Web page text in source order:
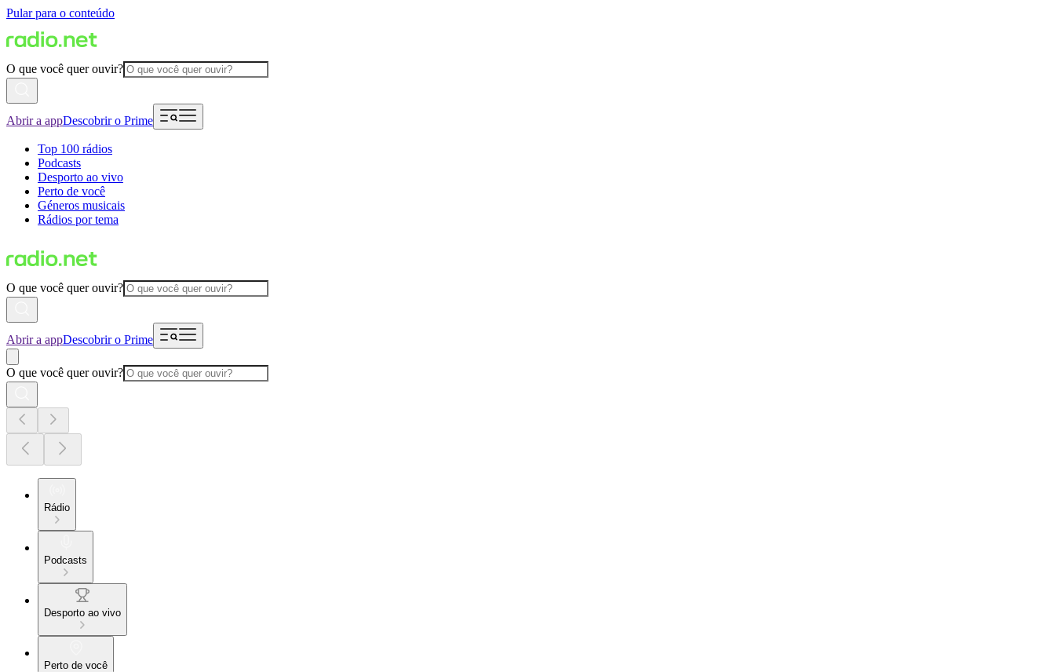
Pular para o conteúdo
O que você quer ouvir?
Abrir a appDescobrir o Prime
Top 100 rádios
Podcasts
Desporto ao vivo
Perto de você
Géneros musicais
Rádios por tema
O que você quer ouvir?
Abrir a appDescobrir o Prime
O que você quer ouvir?
Rádio
Podcasts
Desporto ao vivo
Perto de você